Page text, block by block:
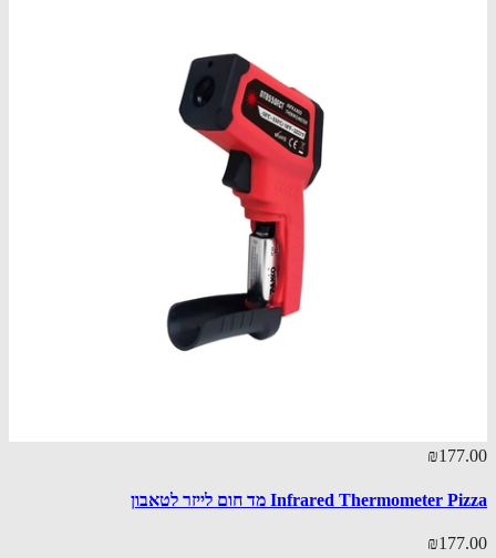
₪177.00
Infrared Thermometer Pizza מד חום לייזר לטאבון
₪177.00